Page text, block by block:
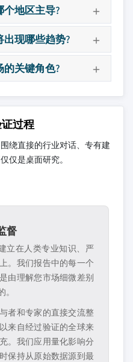
地区主导?
现哪些趋势?
关键角色?
过程
绕直接的行业对话、专有建
仅是桌面研究。
督
立在人类专业知识、严
。我们报告中的每一个
由理解您市场细微差别
者和专家的直接交流整
来自经过验证的全球来
。我们应用量化影响分
保持从原始数据源到最